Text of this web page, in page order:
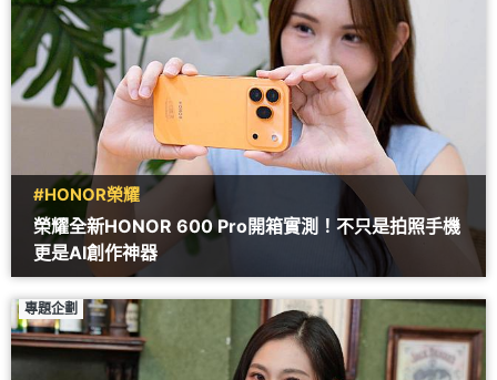
#HONOR榮耀
榮耀全新HONOR 600 Pro開箱實測！不只是拍照手機
更是AI創作神器
專題企劃